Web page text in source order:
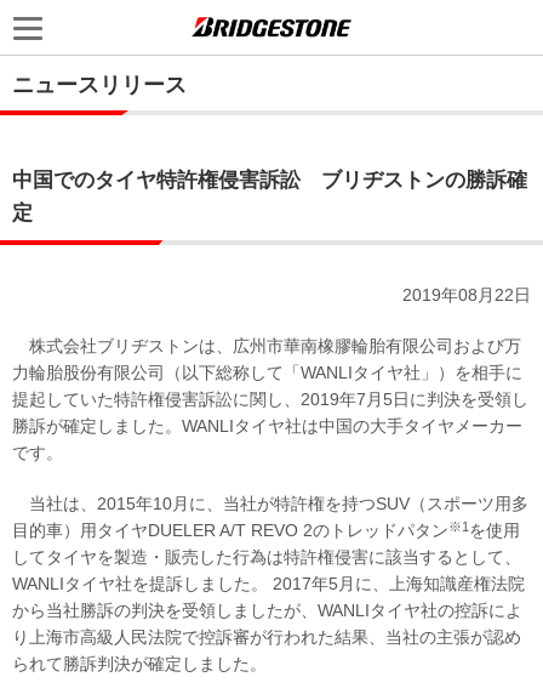
ニュースリリース
中国でのタイヤ特許権侵害訴訟 ブリヂストンの勝訴確
定
2019年08月22日
株式会社ブリヂストンは、広州市華南橡膠輪胎有限公司および万
力輪胎股份有限公司（以下総称して「WANLIタイヤ社」）を相手に
提起していた特許権侵害訴訟に関し、2019年7月5日に判決を受領し
勝訴が確定しました。WANLIタイヤ社は中国の大手タイヤメーカー
です。
当社は、2015年10月に、当社が特許権を持つSUV（スポーツ用多
目的車）用タイヤDUELER A/T REVO 2のトレッドパタン※1 を使用
してタイヤを製造・販売した行為は特許権侵害に該当するとして、
WANLIタイヤ社を提訴しました。 2017年5月に、上海知識産権法院
から当社勝訴の判決を受領しましたが、WANLIタイヤ社の控訴によ
り上海市高級人民法院で控訴審が行われた結果、当社の主張が認め
られて勝訴判決が確定しました。